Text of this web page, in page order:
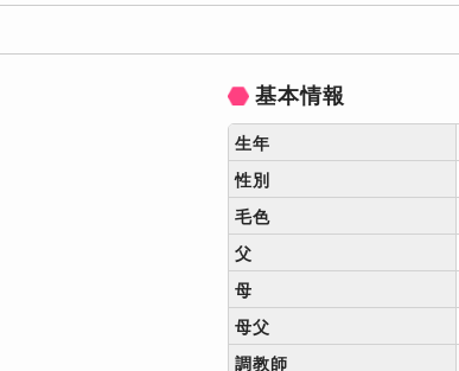
基本情報
生年
性別
毛色
父
母
母父
調教師